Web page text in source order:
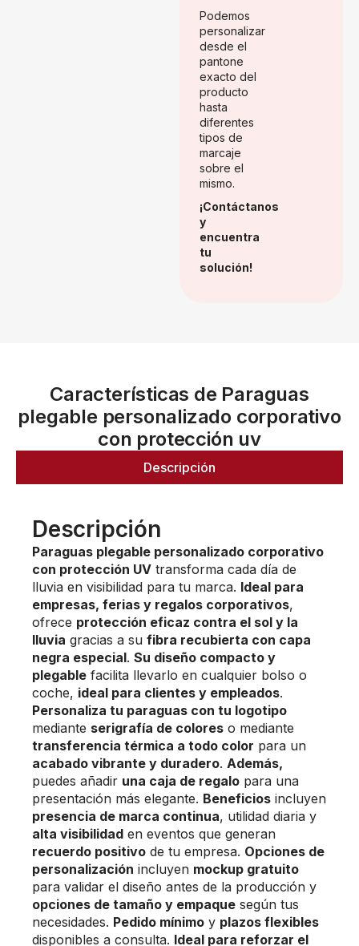
Podemos
personalizar
desde el
pantone
exacto del
producto
hasta
diferentes
tipos de
marcaje
sobre el
mismo.
¡Contáctanos
y
encuentra
tu
solución!
Características de Paraguas
plegable personalizado corporativo
con protección uv
Descripción
Descripción
Paraguas plegable personalizado corporativo
con protección UV transforma cada día de
lluvia en visibilidad para tu marca. Ideal para
empresas, ferias y regalos corporativos,
ofrece protección eficaz contra el sol y la
lluvia gracias a su fibra recubierta con capa
negra especial. Su diseño compacto y
plegable facilita llevarlo en cualquier bolso o
coche, ideal para clientes y empleados.
Personaliza tu paraguas con tu logotipo
mediante serigrafía de colores o mediante
transferencia térmica a todo color para un
acabado vibrante y duradero. Además,
puedes añadir una caja de regalo para una
presentación más elegante. Beneficios incluyen
presencia de marca continua, utilidad diaria y
alta visibilidad en eventos que generan
recuerdo positivo de tu empresa. Opciones de
personalización incluyen mockup gratuito
para validar el diseño antes de la producción y
opciones de tamaño y empaque según tus
necesidades. Pedido mínimo y plazos flexibles
disponibles a consulta. Ideal para reforzar el